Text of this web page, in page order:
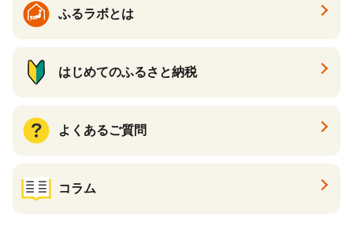
ふるラボとは
はじめてのふるさと納税
よくあるご質問
コラム